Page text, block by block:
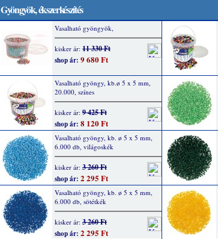
Gyöngyök, ékszerkészítés
Vasalható gyöngyök,
kisker ár: 11 330 Ft
shop ár: 9 680 Ft
Vasalható gyöngy, kb.ø 5 x 5 mm,
20.000, színes
kisker ár: 9 425 Ft
shop ár: 8 120 Ft
Vasalható gyöngy, kb. ø 5 x 5 mm,
6.000 db, világoskék
kisker ár: 3 260 Ft
shop ár: 2 295 Ft
Vasalható gyöngy, kb. ø 5 x 5 mm,
6.000 db, sötétkék
kisker ár: 3 260 Ft
shop ár: 2 295 Ft